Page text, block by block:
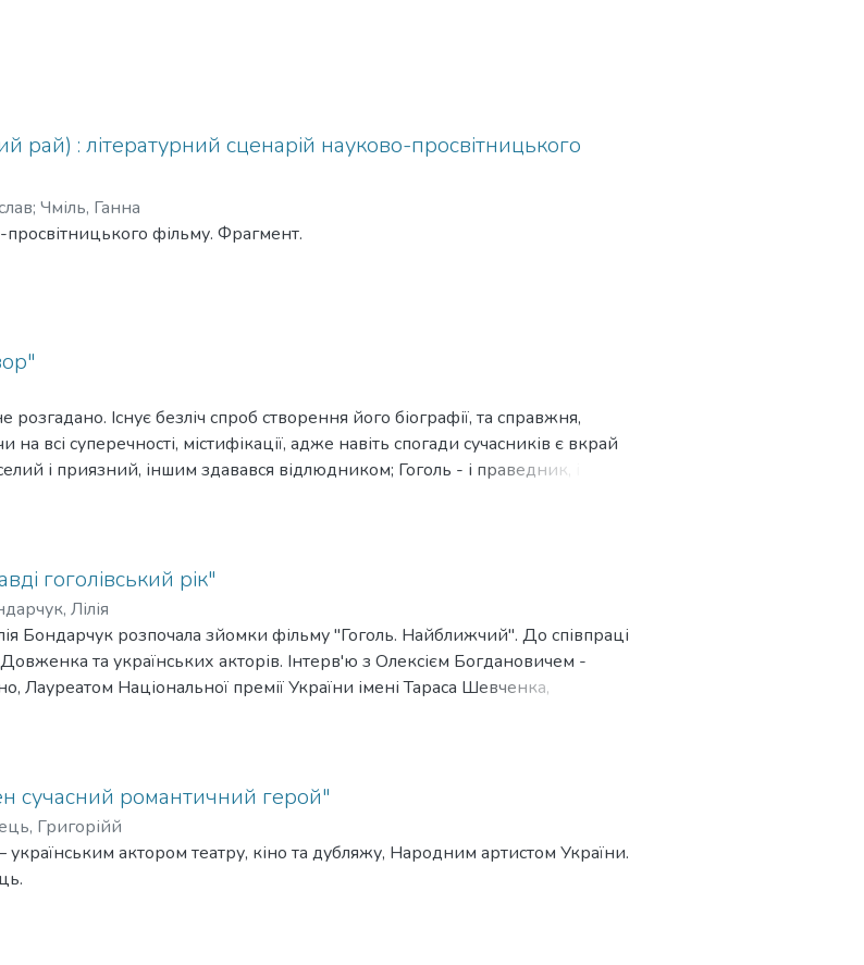
рай) : літературний сценарій науково-просвітницького
; Чміль, Ганна
фільму. Фрагмент.
Існує безліч спроб створення його біографії, та справжня,
всі суперечності, містифікації, адже навіть спогади сучасників є вкрай
і приязний, іншим здавався відлюдником; Гоголь - і праведник, і
і винуватець розтління душ; і божевільний, і чаклун. Так, Гоголь
гоголівський рік"
Лілія
Бондарчук розпочала зйомки фільму "Гоголь. Найближчий". До співпраці
та українських акторів. Інтерв'ю з Олексієм Богдановичем -
Лауреатом Національної премії України імені Тараса Шевченка,
веде Лілія Бондарчук.
сучасний романтичний герой"
Григорійй
актором театру, кіно та дубляжу, Народним артистом України.